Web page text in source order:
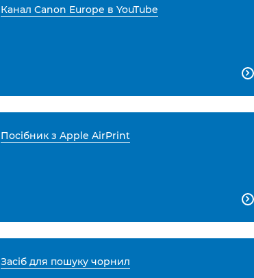
Канал Canon Europe в YouTube

Посібник з Apple AirPrint

Засіб для пошуку чорнил